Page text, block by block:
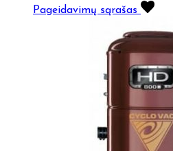
Pageidavimų sąrašas